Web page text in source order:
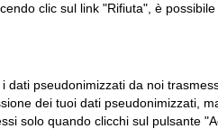
clic sul link "Rifiuta", è
pseudonimizzati da noi
dei tuoi dati pseudonimizzati,
solo quando clicchi sul pulsante